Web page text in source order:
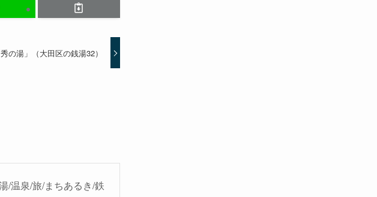
の湯」（大田区の銭湯32）
/温泉/旅/まちあるき/鉄